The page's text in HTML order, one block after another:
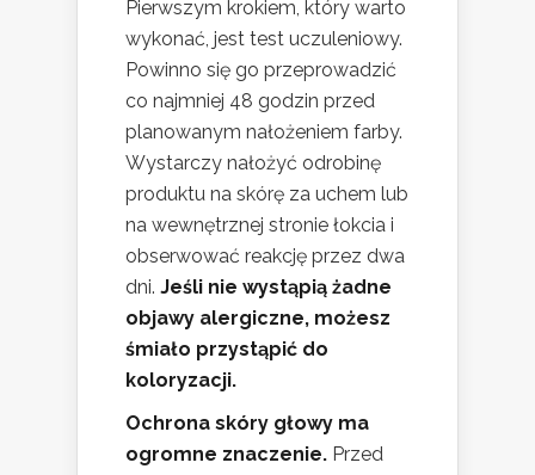
Pierwszym krokiem, który warto
wykonać, jest test uczuleniowy.
Powinno się go przeprowadzić
co najmniej 48 godzin przed
planowanym nałożeniem farby.
Wystarczy nałożyć odrobinę
produktu na skórę za uchem lub
na wewnętrznej stronie łokcia i
obserwować reakcję przez dwa
dni. Jeśli nie wystąpią żadne
objawy alergiczne, możesz
śmiało przystąpić do
koloryzacji.
Ochrona skóry głowy ma
ogromne znaczenie. Przed